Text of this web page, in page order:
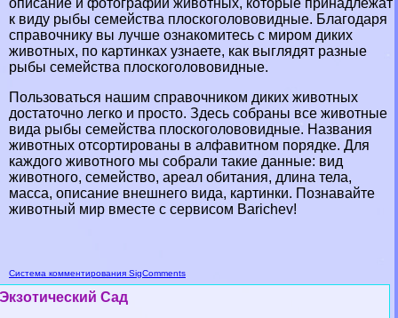
описание и фотографии животных, которые принадлежат
к виду рыбы семейства плоскоголововидные. Благодаря
справочнику вы лучше ознакомитесь с миром диких
животных, по картинках узнаете, как выглядят разные
рыбы семейства плоскоголововидные.
Пользоваться нашим справочником диких животных
достаточно легко и просто. Здесь собраны все животные
вида рыбы семейства плоскоголововидные. Названия
животных отсортированы в алфавитном порядке. Для
каждого животного мы собрали такие данные: вид
животного, семейство, ареал обитания, длина тела,
масса, описание внешнего вида, картинки. Познавайте
животный мир вместе с сервисом Barichev!
Система комментирования SigComments
Экзотический Сад